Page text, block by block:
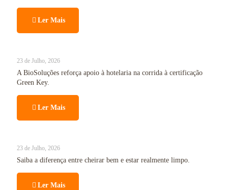
Ler Mais
23 de Julho, 2026
A BioSoluções reforça apoio à hotelaria na corrida à certificação
Green Key.
Ler Mais
23 de Julho, 2026
Saiba a diferença entre cheirar bem e estar realmente limpo.
Ler Mais